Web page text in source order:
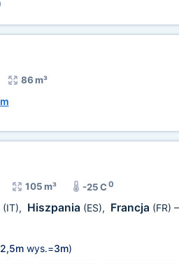
86 m³
105 m³ -25 C0
(IT), Hiszpania (ES), Francja (FR)
2,5mwys.=3m)